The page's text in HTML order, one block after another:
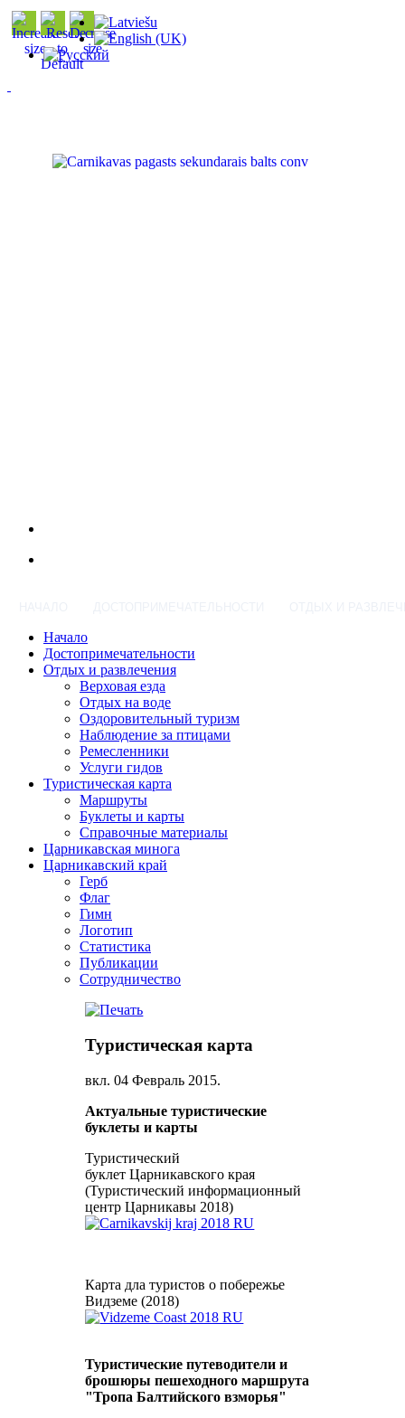
Начало
Достопримечательности
Отдых и развлечения
Верховая езда
Отдых на воде
Оздоровительный туризм
Наблюдение за птицами
Ремесленники
Услуги гидов
Туристическая карта
Маршруты
Буклеты и карты
Справочные материалы
Царникавская минога
Царникавский край
Герб
Флаг
Гимн
Логотип
Статистика
Публикации
Сотрудничество
Туристическая карта
вкл.04 Февраль 2015.
Актуальные туристические
буклеты и карты
Туристический
буклет Царникавского края
(Туристический информационный
центр Царникавы 2018)
Карта дла туристов о побережье
Видземе (2018)
Туристические путеводители и
брошюры пешеходного маршрута
"Тропа Балтийского взморья"